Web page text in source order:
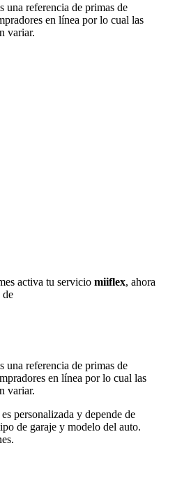
una referencia de primas de
en línea por lo cual las
variar.
activa tu servicio miiflex, ahora
de
una referencia de primas de
en línea por lo cual las
variar.
personalizada y depende de
de garaje y modelo del auto.